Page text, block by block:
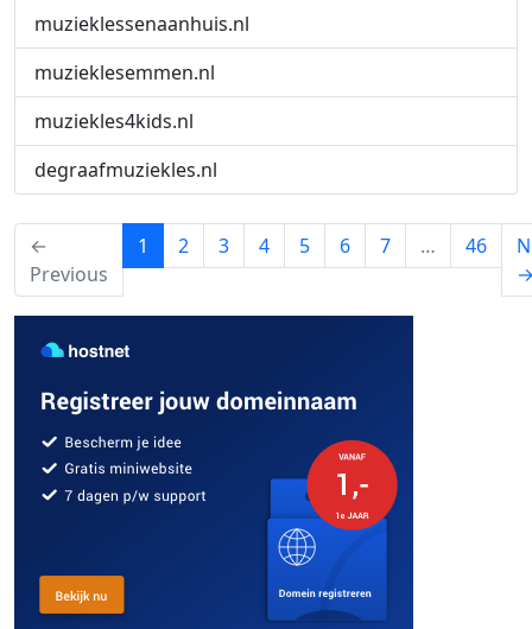
muzieklessenaanhuis.nl
muzieklesemmen.nl
muziekles4kids.nl
degraafmuziekles.nl
←
Previous
1 (current)
2 3 4 5 6 7 … 46